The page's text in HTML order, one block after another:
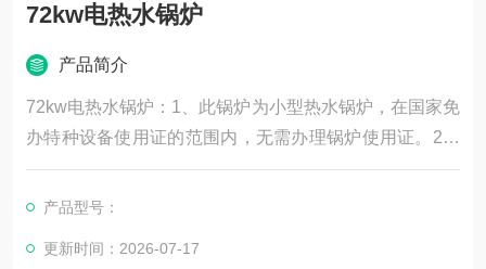
72kw电热水锅炉
产品简介
72kw电热水锅炉：1、此锅炉为小型热水锅炉，在国家免
办特种设备使用证的范围内，无需办理锅炉使用证。2、
环保：利用电能，*污染，环保。3、经济：如果您在深夜
用电，可节约费用50%左右，高效保温材料，热损失极
漏电保护、水位保护、透气管等多重保护功能。5、方
产品型号：
更新时间：2026-07-17